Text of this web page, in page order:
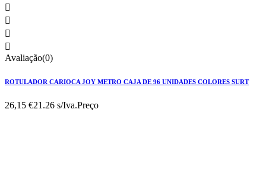




Avaliação(0)
ROTULADOR CARIOCA JOY METRO CAJA DE 96 UNIDADES COLORES SURT
26,15 €21.26 s/Iva.Preço